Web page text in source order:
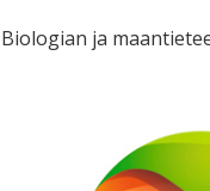
Biologian ja